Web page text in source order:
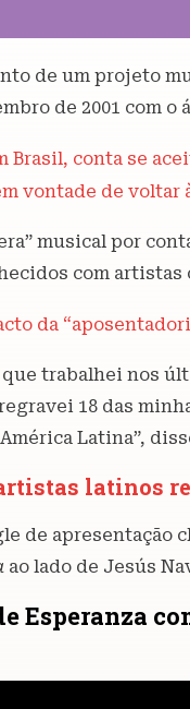
de um projeto
de 2001 com o
Brasil, conta se
vontade de voltar
musical por
com artistas
da
trabalhei nos
18 das
Latina”,
latinos
de apresentação
ao lado de Jesús
Esperanza